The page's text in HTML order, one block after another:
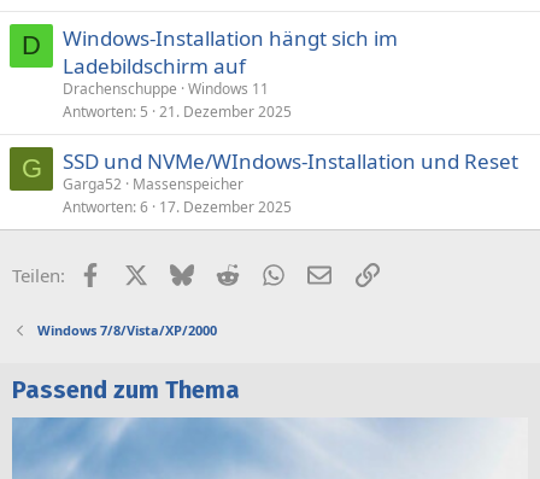
e
D
Windows-Installation hängt sich im
Ladebildschirm auf
Drachenschuppe Windows 11
Antworten 5 21. Dezember 2025
G SSD und NVMe/WIndows-Installation und Reset
Garga52 Massenspeicher
Antworten 6 17. Dezember 2025
Teilen: FacebookX (Twitter)
BlueskyRedditWhatsApp
E-MailLink
Windows 7/8/Vista/XP/2000
Passend zum Thema